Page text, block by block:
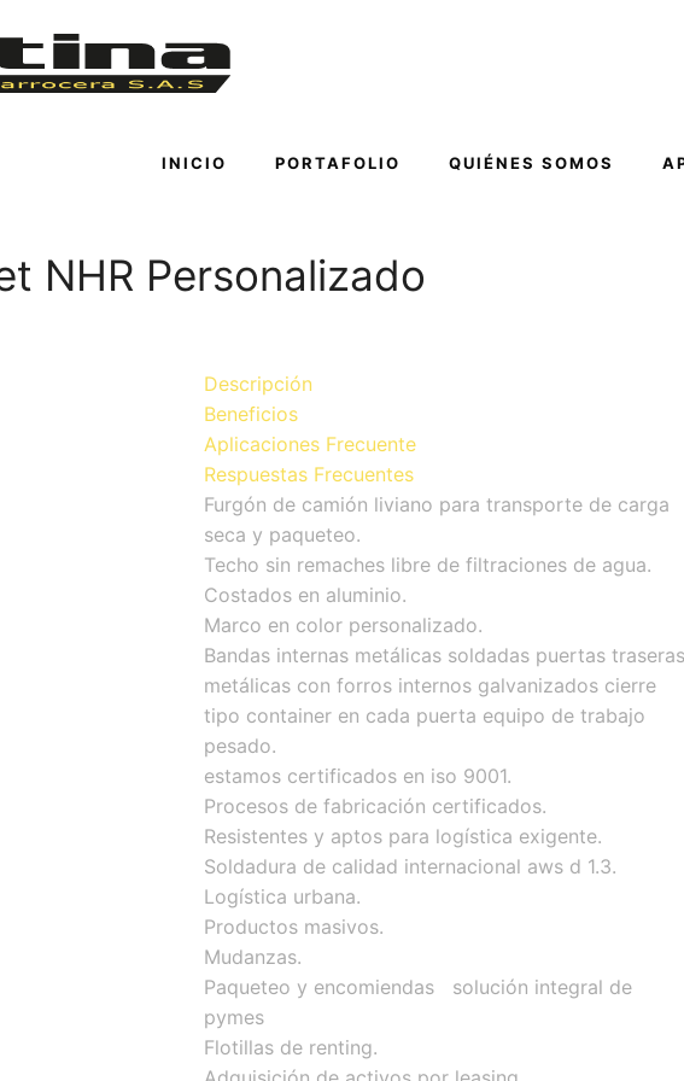
INICIO PORTAFOLIO QUIÉNES SOMOS
NHR Personalizado
Descripción
Beneficios
Aplicaciones Frecuente
Respuestas Frecuentes
Furgón de camión liviano para transporte de carga
seca y paqueteo.
Techo sin remaches libre de filtraciones de agua.
Costados en aluminio.
Marco en color personalizado.
Bandas internas metálicas soldadas puertas traseras
metálicas con forros internos galvanizados cierre
tipo container en cada puerta equipo de trabajo
pesado.
estamos certificados en iso 9001.
Procesos de fabricación certificados.
Resistentes y aptos para logística exigente.
Soldadura de calidad internacional aws d 1.3.
Logística urbana.
Productos masivos.
Mudanzas.
Paqueteo y encomiendas solución integral de
pymes
Flotillas de renting.